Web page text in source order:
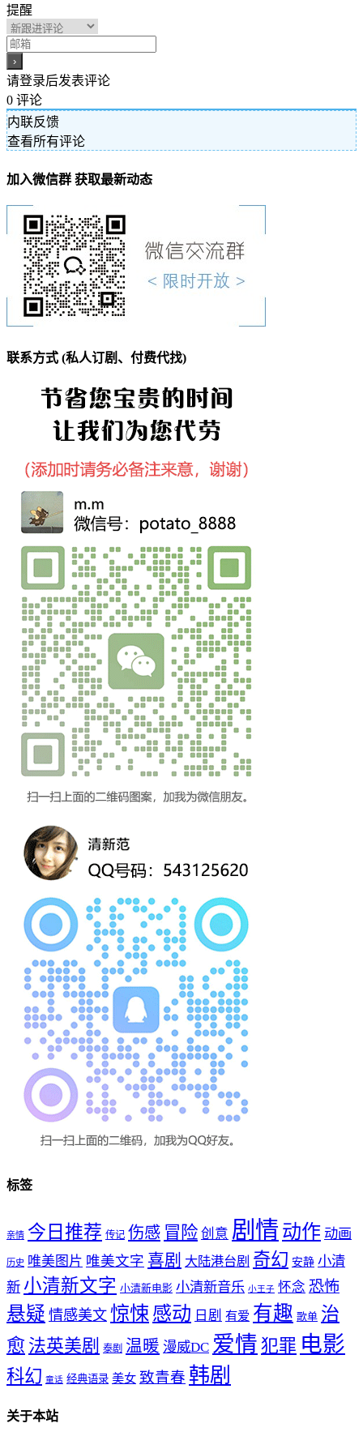
提醒
请登录后发表评论
0 评论
内联反馈
查看所有评论
加入微信群 获取最新动态
联系方式 (私人订剧、付费代找)
标签
亲情 今日推荐 传记 伤感 冒险 创意 剧情 动作 动画
历史 唯美图片 唯美文字 喜剧 大陆港台剧 奇幻 安静 小清
新 小清新文字 小清新电影 小清新音乐 小王子 怀念 恐怖
悬疑 情感美文 惊悚 感动 日剧 有爱 有趣 歌单 治
愈 法英美剧 泰剧 温暖 漫威DC 爱情 犯罪 电影
科幻 童话 经典语录 美女 致青春 韩剧
关于本站